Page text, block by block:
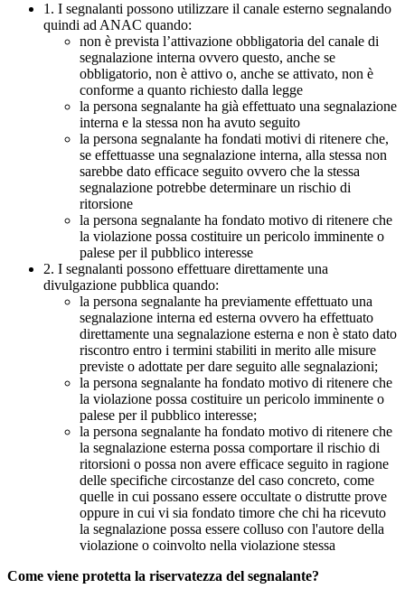
1. I segnalanti possono utilizzare il canale esterno segnalando
quindi ad ANAC quando:
non è prevista l’attivazione obbligatoria del canale di
segnalazione interna ovvero questo, anche se
obbligatorio, non è attivo o, anche se attivato, non è
conforme a quanto richiesto dalla legge
la persona segnalante ha già effettuato una segnalazione
interna e la stessa non ha avuto seguito
la persona segnalante ha fondati motivi di ritenere che,
se effettuasse una segnalazione interna, alla stessa non
sarebbe dato efficace seguito ovvero che la stessa
segnalazione potrebbe determinare un rischio di
ritorsione
la persona segnalante ha fondato motivo di ritenere che
la violazione possa costituire un pericolo imminente o
palese per il pubblico interesse
2. I segnalanti possono effettuare direttamente una
divulgazione pubblica quando:
la persona segnalante ha previamente effettuato una
segnalazione interna ed esterna ovvero ha effettuato
direttamente una segnalazione esterna e non è stato dato
riscontro entro i termini stabiliti in merito alle misure
previste o adottate per dare seguito alle segnalazioni;
la persona segnalante ha fondato motivo di ritenere che
la violazione possa costituire un pericolo imminente o
palese per il pubblico interesse;
la persona segnalante ha fondato motivo di ritenere che
la segnalazione esterna possa comportare il rischio di
ritorsioni o possa non avere efficace seguito in ragione
delle specifiche circostanze del caso concreto, come
quelle in cui possano essere occultate o distrutte prove
oppure in cui vi sia fondato timore che chi ha ricevuto
la segnalazione possa essere colluso con l'autore della
violazione o coinvolto nella violazione stessa
Come viene protetta la riservatezza del segnalante?